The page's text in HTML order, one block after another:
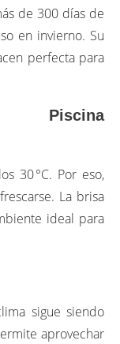
de 300 días de
en invierno. Su
perfecta para
Piscina
30 °C. Por eso,
La brisa
ideal para
sigue siendo
aprovechar